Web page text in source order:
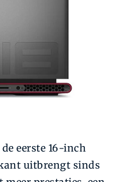
eerste 16-inch
uitbrengt sinds